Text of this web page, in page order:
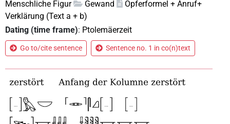
Menschliche Figur
Gewand
Opferformel + Anruf+
Verklärung (Text a + b)
Dating (time frame): Ptolemäerzeit
Go to/cite sentence Sentence no. 1 in co(n)text